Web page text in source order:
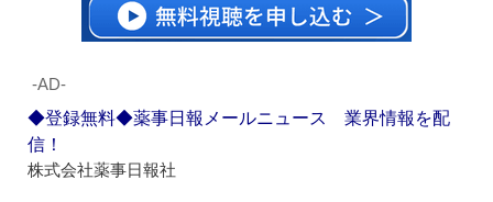
‐AD‐
◆登録無料◆薬事日報メールニュース 業界情報を配
信！
株式会社薬事日報社